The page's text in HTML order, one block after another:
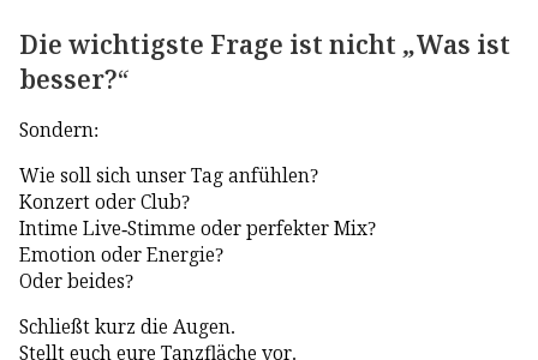
Die wichtigste Frage ist nicht „Was ist
besser?“
Sondern:
Wie soll sich unser Tag anfühlen?
Konzert oder Club?
Intime Live-Stimme oder perfekter Mix?
Emotion oder Energie?
Oder beides?
Schließt kurz die Augen.
Stellt euch eure Tanzfläche vor.